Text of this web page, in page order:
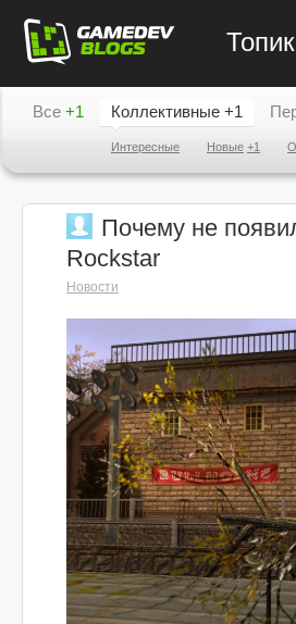
Все +1 Коллективные +1
Интересные Новые +1
Почему не
Rockstar
Новости